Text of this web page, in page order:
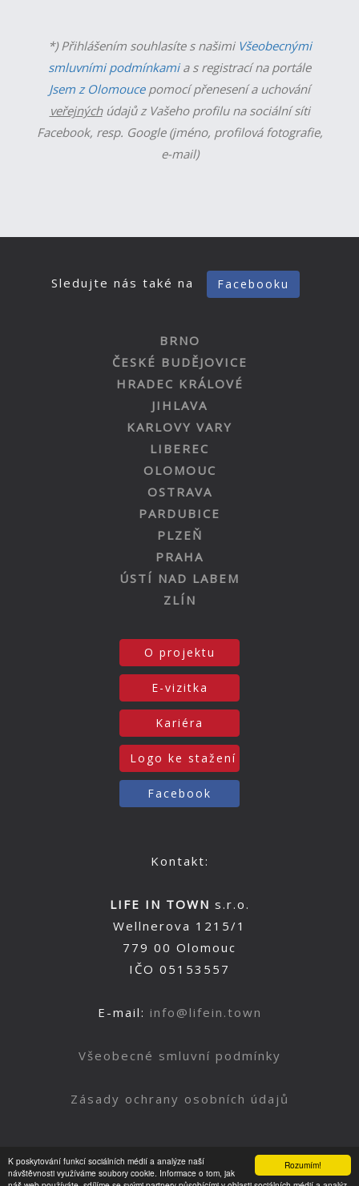
Rozumím!
K poskytování funkcí sociálních médií a analýze naší
návštěvnosti využíváme soubory cookie. Informace o tom, jak
*) Přihlášením souhlasíte s našimi Všeobecnými
smluvními podmínkamia s registrací na portále
Jsem z Olomoucepomocí přenesení a uchování
veřejnýchúdajů z Vašeho profilu na sociální síti
Facebook, resp. Google (jméno, profilová fotografie,
e-mail)
Sledujte nás také na Facebooku
BRNO
ČESKÉ BUDĚJOVICE
HRADEC KRÁLOVÉ
JIHLAVA
KARLOVY VARY
LIBEREC
OLOMOUC
OSTRAVA
PARDUBICE
PLZEŇ
PRAHA
ÚSTÍ NAD LABEM
ZLÍN
O projektu
E-vizitka
Kariéra
Logo ke stažení
Facebook
Kontakt:
LIFE IN TOWN s.r.o.
Wellnerova 1215/1
779 00 Olomouc
IČO 05153557
E-mail: info@lifein.town
Všeobecné smluvní podmínky
Zásady ochrany osobních údajů
Nahoru